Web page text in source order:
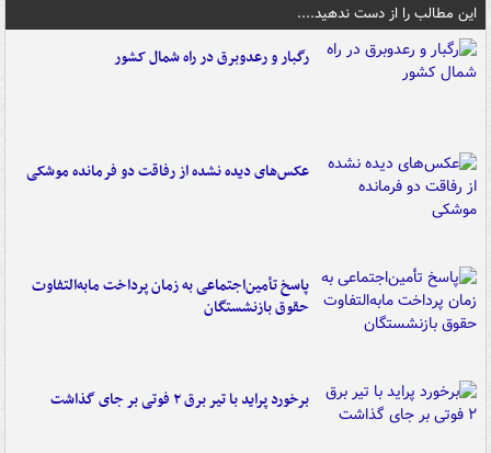
این مطالب را از دست ندهید....
رگبار و رعدوبرق در راه شمال کشور
عکس‌های دیده نشده از رفاقت دو فرمانده‌ موشکی
پاسخ تأمین‌اجتماعی به زمان پرداخت مابه‌التفاوت
حقوق بازنشستگان
برخورد پراید با تیر برق ۲ فوتی بر جای گذاشت